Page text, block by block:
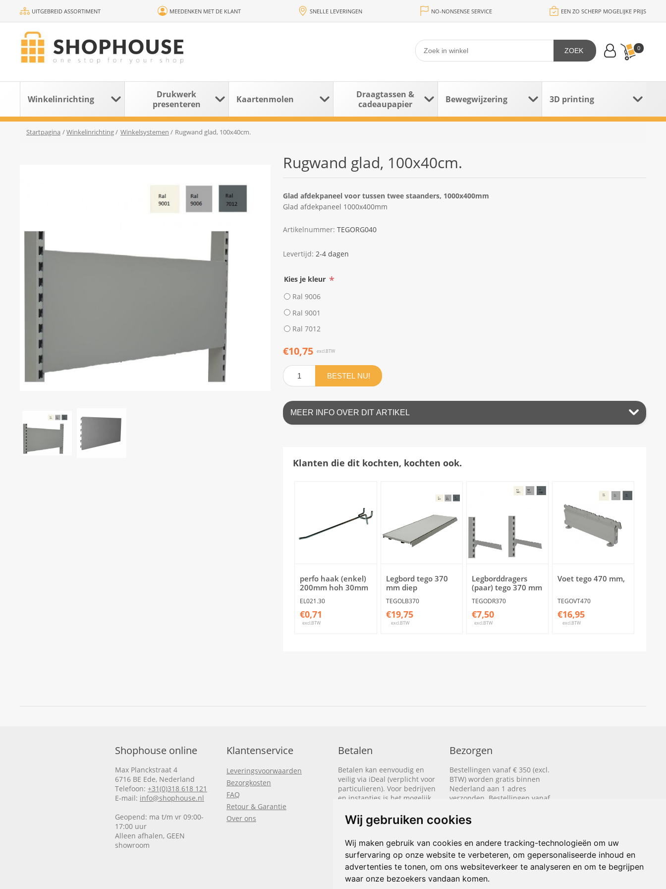
Wij gebruiken cookies
Wij maken gebruik van cookies en andere tracking-technologieën om uw
surfervaring op onze website te verbeteren, om gepersonaliseerde inhoud en
advertenties te tonen, om ons websiteverkeer te analyseren en om te begrijpen
waar onze bezoekers vandaan komen.
UITGEBREID ASSORTIMENT MEEDENKEN MET DE KLANT SNELLE LEVERINGEN NO-NONSENSE SERVICE EEN ZO SCHERP MOGELIJKE PRIJS
0
ZOEK
Winkelinrichting
Drukwerk
presenteren
Kaartenmolen
Draagtassen &
cadeaupapier
Bewegwijzering 3D printing
Startpagina /Winkelinrichting/ Winkelsystemen / Rugwand glad, 100x40cm.
Rugwand glad, 100x40cm.
Glad afdekpaneel voor tussen twee staanders, 1000x400mm
Glad afdekpaneel 1000x400mm
Artikelnummer: TEGORG040
Levertijd: 2-4 dagen
Kies je kleur *
Ral 9006
Ral 9001
Ral 7012
€10,75 excl.BTW
BESTEL NU!
MEER INFO OVER DIT ARTIKEL
Klanten die dit kochten, kochten ook.
perfo haak (enkel)
200mm hoh 30mm
EL021.30
€0,71
excl.BTW
Legbord tego 370
mm diep
TEGOLB370
€19,75
excl.BTW
Legborddragers
(paar) tego 370 mm
TEGODR370
€7,50
excl.BTW
Voet tego 470 mm,
TEGOVT470
€16,95
excl.BTW
Shophouse online
Max Planckstraat 4
6716 BE Ede, Nederland
Telefoon: +31(0)318 618 121
E-mail: info@shophouse.nl
Geopend: ma t/m vr 09:00-
17:00 uur
Alleen afhalen, GEEN
showroom
Klantenservice
Leveringsvoorwaarden
Bezorgkosten
FAQ
Retour & Garantie
Over ons
Betalen
Betalen kan eenvoudig en
veilig via iDeal (verplicht voor
particulieren). Voor bedrijven
en instanties is het mogelijk
We sturen je dan een factuur
nadat de bestelling is
Klik hier om meer te lezen of
bel+31(0)318 618 121
Bezorgen
Bestellingen vanaf € 350 (excl.
BTW) worden gratis binnen
Nederland aan 1 adres
verzonden. Bestellingen vanaf
gratis naar België aan 1 adres
verzonden.
Lees hier hoe het bezorgen
werkt.